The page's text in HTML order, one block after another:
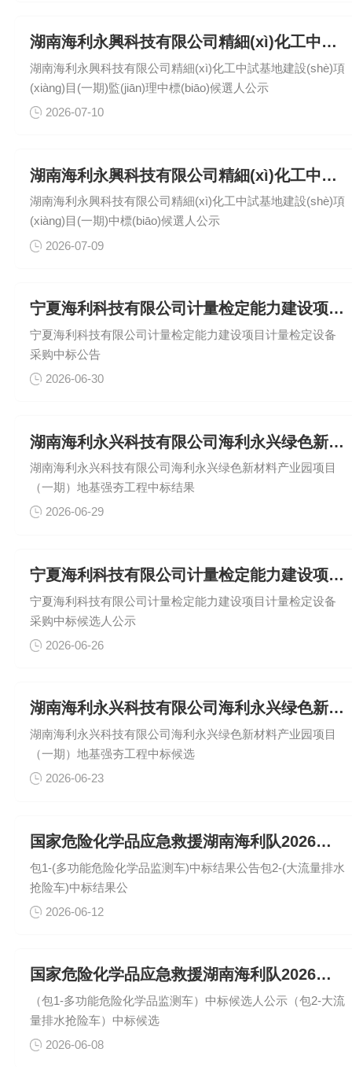
(yǎng)保障模塊）(第二次)中標(biāo)候選人公示國(guó)家危
險(xiǎn)化學(xué)品應(yīng)急救援湖南海利隊(duì)2026年應
(yīng)急救援裝備采購(gòu)項(xiàng)目（包12：應(yīng)急救
援電源車(chē)）(第二次)中標(biāo)候選人公示國(guó)家危險
(xiǎn)化學(xué)品應(yīng)急救援湖南海利隊(duì)2026年應
湖南海利永興科技有限公司精細(xì)化工中試基地建設(shè)項(xiàng)目(一期)監(jiān)理中標(biāo)候選人公示
湖南海利永興科技有限公司精細(xì)化工中試基地建設(shè)項
(xiàng)目(一期)監(jiān)理中標(biāo)候選人公示
2026-07-10
湖南海利永興科技有限公司精細(xì)化工中試基地建設(shè)項(xiàng)目(一期) 中標(biāo)候選人公示
湖南海利永興科技有限公司精細(xì)化工中試基地建設(shè)項
(xiàng)目(一期)中標(biāo)候選人公示
2026-07-09
宁夏海利科技有限公司计量检定能力建设项目计量检定设备采购中标
宁夏海利科技有限公司计量检定能力建设项目计量检定设备
采购中标公告
2026-06-30
湖南海利永兴科技有限公司海利永兴绿色新材料产业园项目（一期）
湖南海利永兴科技有限公司海利永兴绿色新材料产业园项目
（一期）地基强夯工程中标结果
2026-06-29
宁夏海利科技有限公司计量检定能力建设项目计量检定设备采购中标
宁夏海利科技有限公司计量检定能力建设项目计量检定设备
采购中标候选人公示
2026-06-26
湖南海利永兴科技有限公司海利永兴绿色新材料产业园项目（一期）
湖南海利永兴科技有限公司海利永兴绿色新材料产业园项目
（一期）地基强夯工程中标候选
2026-06-23
国家危险化学品应急救援湖南海利队2026年应急救援装备采购项
包1-(多功能危险化学品监测车)中标结果公告包2-(大流量排水
抢险车)中标结果公
2026-06-12
国家危险化学品应急救援湖南海利队2026年应急救援装备采购项
（包1-多功能危险化学品监测车）中标候选人公示（包2-大流
量排水抢险车）中标候选
2026-06-08